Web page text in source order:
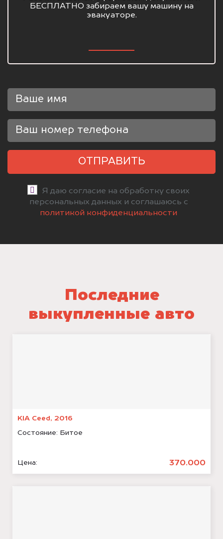
БЕСПЛАТНО забираем вашу машину на
эвакуаторе.
ОТПРАВИТЬ
Я даю согласие на обработку своих
персональных данных и соглашаюсь с
политикой конфиденциальности
Последние
выкупленные авто
KIA Ceed, 2016
Состояние: Битое
Цена: 370.000